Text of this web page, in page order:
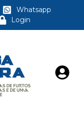
Whatsapp
Login